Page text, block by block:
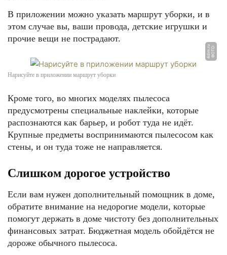
В приложении можно указать маршрут уборки, и в
этом случае вы, ваши провода, детские игрушки и
прочие вещи не пострадают.
Ф
О
Т
О:
4
di
m.
r
u
Нарисуйте в приложении маршрут уборки
Кроме того, во многих моделях пылесоса
предусмотрены специальные наклейки, которые
распознаются как барьер, и робот туда не идёт.
Крупные предметы воспринимаются пылесосом как
стены, и он туда тоже не направляется.
Слишком дорогое устройство
Если вам нужен дополнительный помощник в доме,
обратите внимание на недорогие модели, которые
помогут держать в доме чистоту без дополнительных
финансовых затрат. Бюджетная модель обойдётся не
дороже обычного пылесоса.